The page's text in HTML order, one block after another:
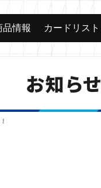
品情報 カードリスト
お知らせ